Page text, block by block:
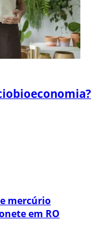
mercúrio
em RO